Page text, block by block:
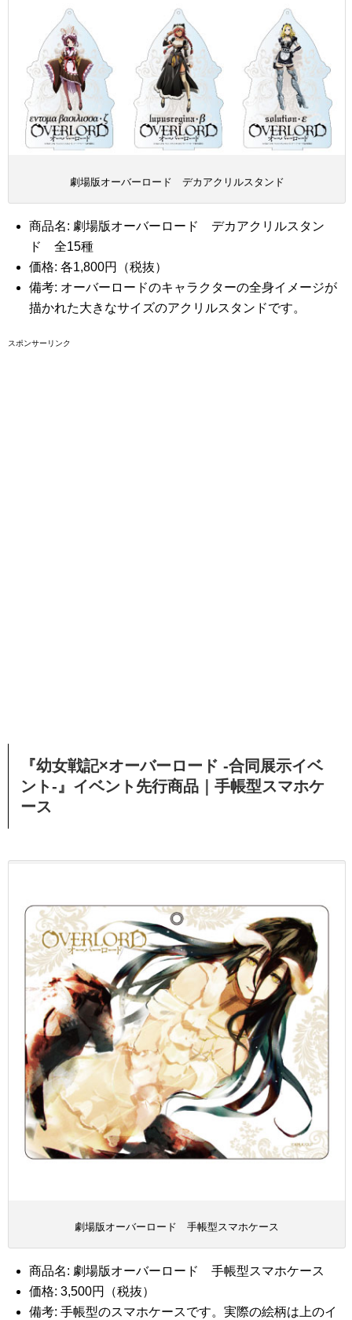
劇場版オーバーロード デカアクリルスタンド
商品名: 劇場版オーバーロード デカアクリルスタン
ド 全15種
価格: 各1,800円（税抜）
備考: オーバーロードのキャラクターの全身イメージが
描かれた大きなサイズのアクリルスタンドです。
スポンサーリンク
『幼女戦記×オーバーロード -合同展示イベ
ント-』イベント先行商品｜ 手帳型スマホケ
ース
劇場版オーバーロード 手帳型スマホケース
商品名: 劇場版オーバーロード 手帳型スマホケース
価格: 3,500円（税抜）
備考: 手帳型のスマホケースです。実際の絵柄は上のイ